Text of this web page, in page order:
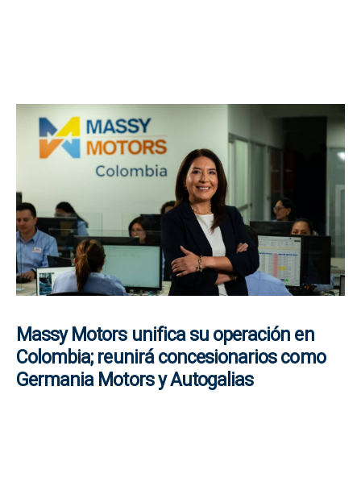
Massy Motors unifica su operación en
Colombia; reunirá concesionarios como
Germania Motors y Autogalias